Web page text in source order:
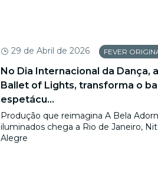
29 de Abril de 2026 FEVER
No Dia Internacional da Dança,
Ballet of Lights, transforma o
espetácu...
Produção que reimagina A Bela
iluminados chega a Rio de Janeiro,
Alegre